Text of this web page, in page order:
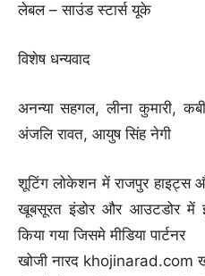
लेबल – साउंड स्टार्स यूके
विशेष धन्यवाद
अनन्या सहगल, लीना कुमारी,
अंजलि रावत, आयुष सिंह नेगी
शूटिंग लोकेशन में राजपुर हाइट्स
खूबसूरत इंडोर और आउटडोर में
किया गया जिसमे मीडिया पार्टनर
खोजी नारद khojinarad.com